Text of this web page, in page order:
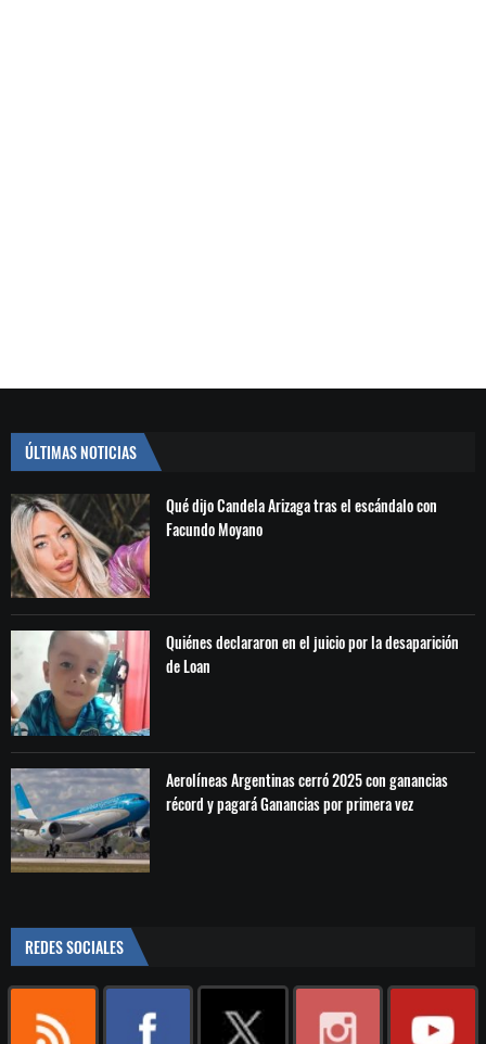
ÚLTIMAS NOTICIAS
Qué dijo Candela Arizaga tras el escándalo con
Facundo Moyano
Quiénes declararon en el juicio por la desaparición
de Loan
Aerolíneas Argentinas cerró 2025 con ganancias
récord y pagará Ganancias por primera vez
REDES SOCIALES